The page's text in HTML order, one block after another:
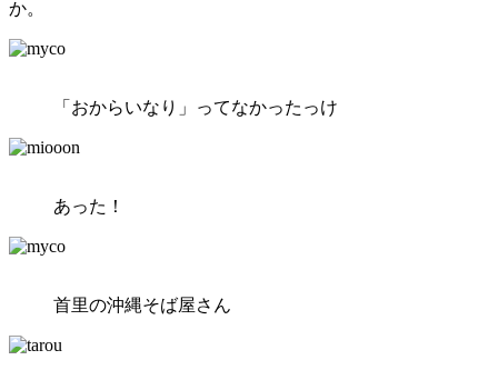
か。
「おからいなり」ってなかったっけ
あった！
首里の沖縄そば屋さん